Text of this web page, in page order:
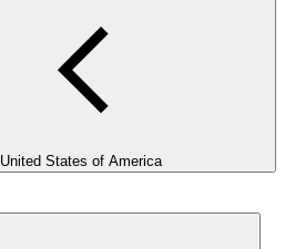
United States of America